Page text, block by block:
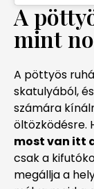
A
mint
A pöttyös
skatulyából,
számára
öltözködésre.
most van itt
csak a
megállja a